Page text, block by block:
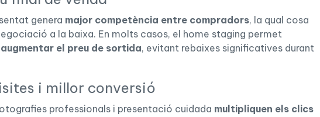
genera major competència entre compradors, la qual cosa
a la baixa. En molts casos, el home staging permet
el preu de sortida, evitant rebaixes significatives durant
i millor conversió
professionals i presentació cuidada multipliquen els clics